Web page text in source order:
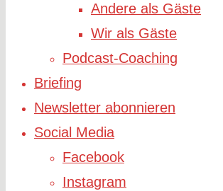
Andere als Gäste
Wir als Gäste
Podcast-Coaching
Briefing
Newsletter abonnieren
Social Media
Facebook
Instagram